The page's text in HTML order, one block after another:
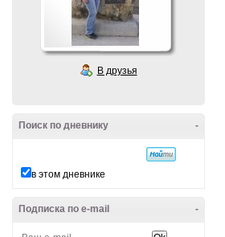
В друзья
-
Поиск по дневнику
в этом дневнике
-
Подписка по e-mail